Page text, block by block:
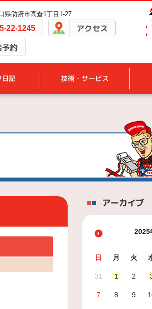
県防府市高倉1丁目1-27
22-1245 アクセス
予約
日記 技術・サービス
アーカイブ
2025
日 月 火
31 1 2
7 8 9